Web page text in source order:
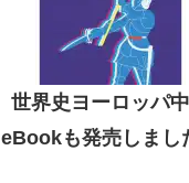
世界史ヨーロッパ
eBookも発売しまし